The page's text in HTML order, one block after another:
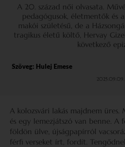
A 20. század női olvasata.
pedagógusok, életmentők és
makói születésű, de a
tragikus életű költő, Hervay
következő
Szöveg: Hulej Emese
2025.09.09.
A kolozsvári lakás majdnem üres.
és egy lemezjátszó van benne. A
földön ülve, újságpapírról
férfi verseket írt, fordít.